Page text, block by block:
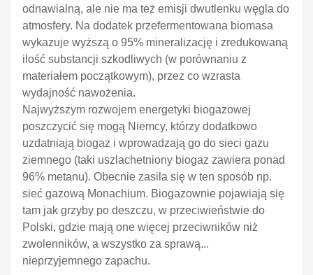
odnawialną, ale nie ma też emisji dwutlenku węgla do
atmosfery. Na dodatek przefermentowana biomasa
wykazuje wyższą o 95% mineralizację i zredukowaną
ilość substancji szkodliwych (w porównaniu z
materiałem początkowym), przez co wzrasta
wydajność nawożenia.
Najwyższym rozwojem energetyki biogazowej
poszczycić się mogą Niemcy, którzy dodatkowo
uzdatniają biogaz i wprowadzają go do sieci gazu
ziemnego (taki uszlachetniony biogaz zawiera ponad
96% metanu). Obecnie zasila się w ten sposób np.
sieć gazową Monachium. Biogazownie pojawiają się
tam jak grzyby po deszczu, w przeciwieństwie do
Polski, gdzie mają one więcej przeciwników niż
zwolenników, a wszystko za sprawą...
nieprzyjemnego zapachu.